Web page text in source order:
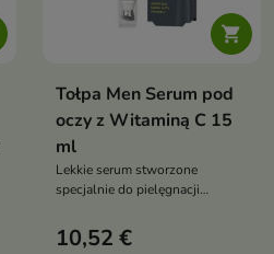

Tołpa Men Serum pod
oczy z Witaminą C 15
ml
Lekkie serum stworzone
specjalnie do pielęgnacji
10,52 €